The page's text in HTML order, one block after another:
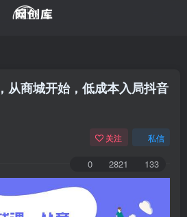
从商城开始，低成本入局抖音
关注 私信
0 2821 133